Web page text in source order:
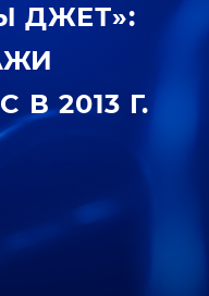
ДЖЕТ»:
В 2013 Г.